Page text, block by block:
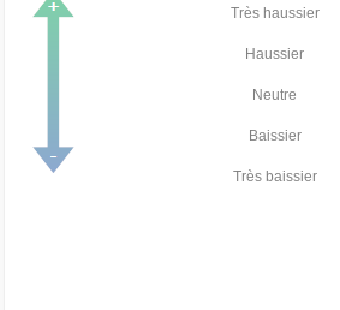
Très haussier
Haussier
Neutre
Baissier
Très baissier